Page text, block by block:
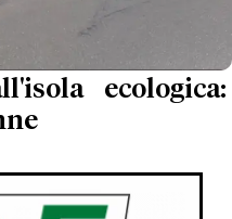
ecologica: